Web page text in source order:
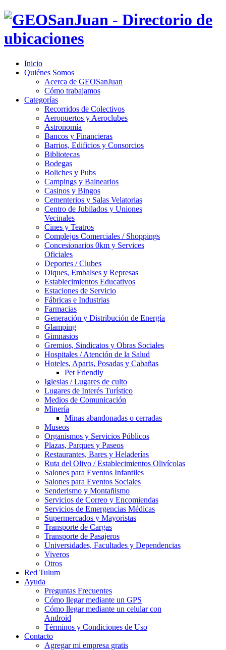
Inicio
Quiénes Somos
Acerca de GEOSanJuan
Cómo trabajamos
Categorías
Recorridos de Colectivos
Aeropuertos y Aeroclubes
Astronomía
Bancos y Financieras
Barrios, Edificios y Consorcios
Bibliotecas
Bodegas
Boliches y Pubs
Campings y Balnearios
Casinos y Bingos
Cementerios y Salas Velatorias
Centro de Jubilados y Uniones
Vecinales
Cines y Teatros
Complejos Comerciales / Shoppings
Concesionarios 0km y Services
Oficiales
Deportes / Clubes
Diques, Embalses y Represas
Establecimientos Educativos
Estaciones de Servicio
Fábricas e Industrias
Farmacias
Generación y Distribución de Energía
Glamping
Gimnasios
Gremios, Sindicatos y Obras Sociales
Hospitales / Atención de la Salud
Hoteles, Aparts, Posadas y Cabañas
Pet Friendly
Iglesias / Lugares de culto
Lugares de Interés Turístico
Medios de Comunicación
Minería
Minas abandonadas o cerradas
Museos
Organismos y Servicios Públicos
Plazas, Parques y Paseos
Restaurantes, Bares y Heladerías
Ruta del Olivo / Establecimientos Olivícolas
Salones para Eventos Infantiles
Salones para Eventos Sociales
Senderismo y Montañismo
Servicios de Correo y Encomiendas
Servicios de Emergencias Médicas
Supermercados y Mayoristas
Transporte de Cargas
Transporte de Pasajeros
Universidades, Facultades y Dependencias
Viveros
Otros
Red Tulum
Ayuda
Preguntas Frecuentes
Cómo llegar mediante un GPS
Cómo llegar mediante un celular con
Android
Términos y Condiciones de Uso
Contacto
Agregar mi empresa gratis